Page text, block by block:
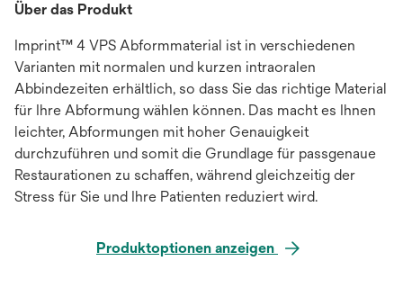
Über das Produkt
Imprint™ 4 VPS Abformmaterial ist in verschiedenen
Varianten mit normalen und kurzen intraoralen
Abbindezeiten erhältlich, so dass Sie das richtige Material
für Ihre Abformung wählen können. Das macht es Ihnen
leichter, Abformungen mit hoher Genauigkeit
durchzuführen und somit die Grundlage für passgenaue
Restaurationen zu schaffen, während gleichzeitig der
Stress für Sie und Ihre Patienten reduziert wird.
Produktoptionen anzeigen